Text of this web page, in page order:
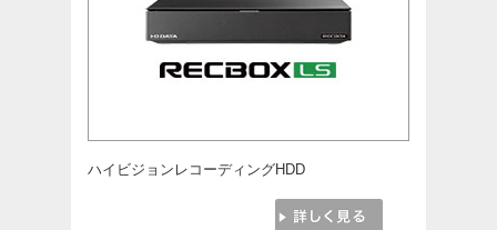
ハイビジョンレコーディングHDD